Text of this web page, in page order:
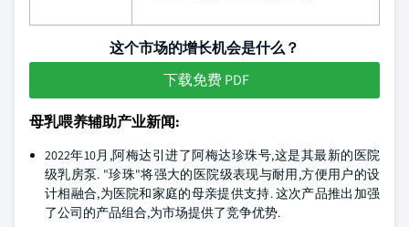
这个市场的增长机会是什么？
下载免费 PDF
母乳喂养辅助产业新闻:
2022年10月,阿梅达引进了阿梅达珍珠号,这是其最新的医院
级乳房泵. "珍珠"将强大的医院级表现与耐用,方便用户的设
计相融合,为医院和家庭的母亲提供支持. 这次产品推出加强
了公司的产品组合,为市场提供了竞争优势.